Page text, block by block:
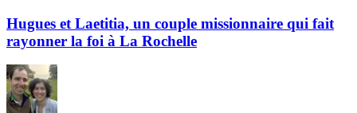
Hugues et Laetitia, un couple missionnaire qui fait
rayonner la foi à La Rochelle